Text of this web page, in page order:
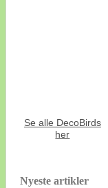
Se alle DecoBirds
her
Nyeste artikler